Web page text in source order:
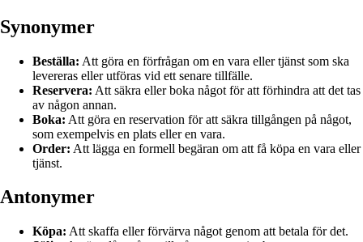
Synonymer
Beställa: Att göra en förfrågan om en vara eller tjänst som ska
levereras eller utföras vid ett senare tillfälle.
Reservera: Att säkra eller boka något för att förhindra att det tas
av någon annan.
Boka: Att göra en reservation för att säkra tillgången på något,
som exempelvis en plats eller en vara.
Order: Att lägga en formell begäran om att få köpa en vara eller
tjänst.
Antonymer
Köpa: Att skaffa eller förvärva något genom att betala för det.